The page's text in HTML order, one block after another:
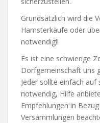
Grundsätzlich wird die
Hamsterkäufe oder
notwendig!!
Es ist eine schwierige
Dorfgemeinschaft uns
Jeder sollte einfach
notwendig, Hilfe
Empfehlungen in
Versammlungen